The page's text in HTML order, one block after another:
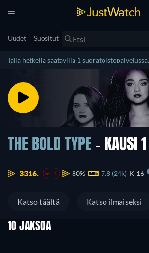
Uudet Suositut
Tällä hetkellä saatavilla 1 suoratoistopalvelussa.
THE BOLD TYPE - KAUSI 1
3316. -1 80% 7.8 (24k) K-16
Katso täältä Katso ilmaiseksi
10 JAKSOA